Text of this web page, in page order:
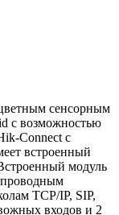
сенсорным
с возможностью
Connect с
встроенный
модуль
TCP/IP, SIP,
входов и 2